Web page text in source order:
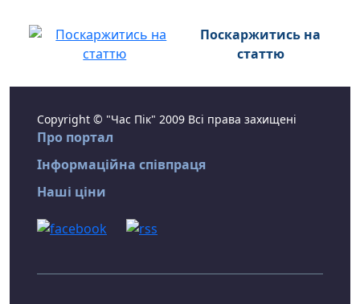
Поскаржитись на
статтю
Copyright © "Час Пік" 2009 Всі права захищені
Про портал
Інформаційна співпраця
Наші ціни